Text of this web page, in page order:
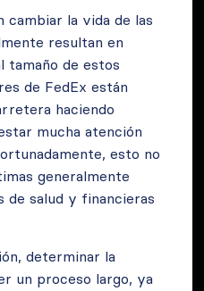
cambiar la vida de las
resultan en
tamaño de estos
de FedEx están
haciendo
mucha atención
esto no
generalmente
de salud y financieras
determinar la
un proceso largo, ya